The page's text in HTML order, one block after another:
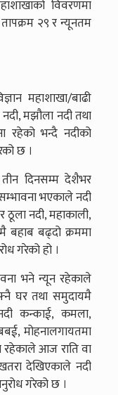
विवरणमा
२९ र न्यूनतम
महाशाखा/बाढी
मझौला नदी तथा
रहेको भन्दै नदीको
छ ।
दिनसम्म देशैभर
भएकाले नदी
ठूला नदी, महाकाली,
बहाब बढ्दो क्रममा
गरेको हो ।
भने न्यून रहेकाले
घर तथा समुदायमै
कन्काई, कमला,
बबई, मोहनालगायतमा
रहेकाले आज राति वा
देखिएकाले नदी
गरेको छ ।